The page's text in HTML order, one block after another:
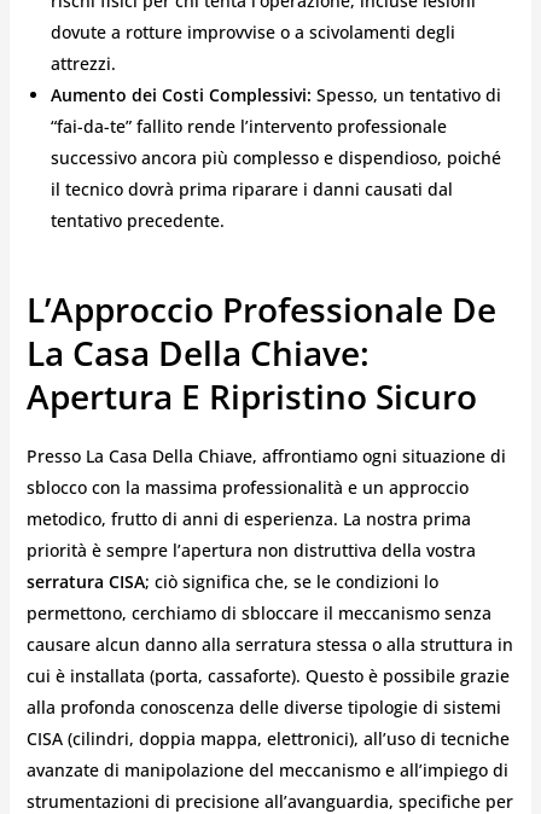
dovute a rotture improvvise o a scivolamenti degli
attrezzi.
Aumento dei Costi Complessivi: Spesso, un tentativo di
“fai-da-te” fallito rende l’intervento professionale
successivo ancora più complesso e dispendioso, poiché
il tecnico dovrà prima riparare i danni causati dal
tentativo precedente.
L’Approccio Professionale De
La Casa Della Chiave:
Apertura E Ripristino Sicuro
Presso La Casa Della Chiave, affrontiamo ogni situazione di
sblocco con la massima professionalità e un approccio
metodico, frutto di anni di esperienza. La nostra prima
priorità è sempre l’apertura non distruttiva della vostra
serratura CISA; ciò significa che, se le condizioni lo
permettono, cerchiamo di sbloccare il meccanismo senza
causare alcun danno alla serratura stessa o alla struttura in
cui è installata (porta, cassaforte). Questo è possibile grazie
alla profonda conoscenza delle diverse tipologie di sistemi
CISA (cilindri, doppia mappa, elettronici), all’uso di tecniche
avanzate di manipolazione del meccanismo e all’impiego di
strumentazioni di precisione all’avanguardia, specifiche per